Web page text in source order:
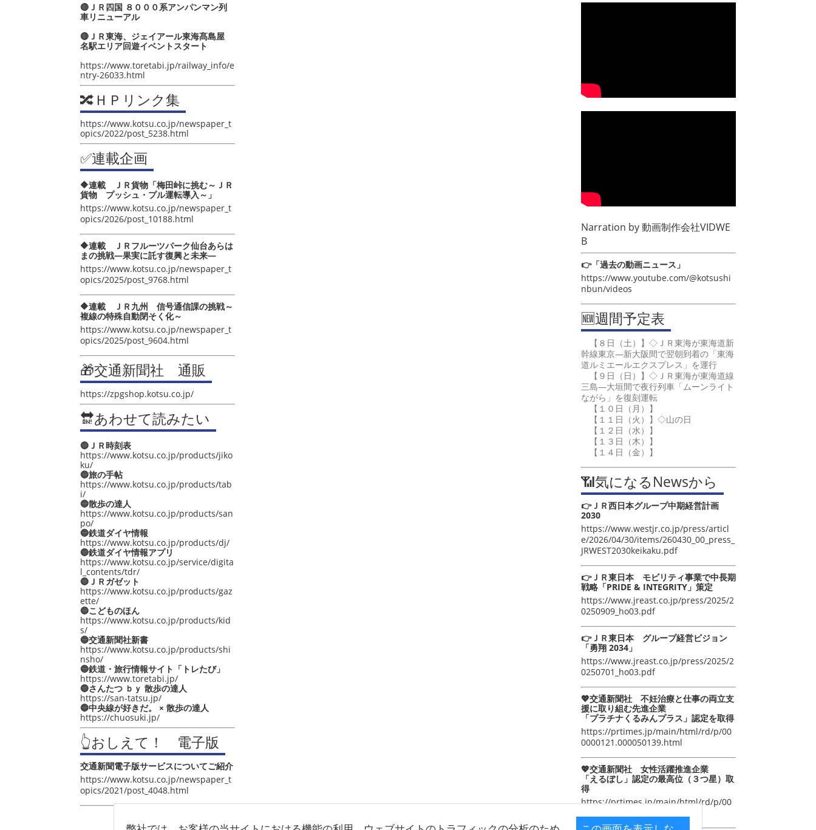
🔴ＪＲ四国 ８０００系アンパンマン列
車リニューアル
🔴ＪＲ東海、ジェイアール東海髙島屋
名駅エリア回遊イベントスタート
https://www.toretabi.jp/railway_info/e
ntry-26033.html
🔀ＨＰリンク集
https://www.kotsu.co.jp/newspaper_t
opics/2022/post_5238.html
✅連載企画
🔶連載 ＪＲ貨物「梅田峠に挑む～ＪＲ
貨物 プッシュ・プル運転導入～」
https://www.kotsu.co.jp/newspaper_t
opics/2026/post_10188.html
🔶連載 ＪＲフルーツパーク仙台あらは
まの挑戦―果実に託す復興と未来―
https://www.kotsu.co.jp/newspaper_t
opics/2025/post_9768.html
🔶連載 ＪＲ九州 信号通信課の挑戦～
複線の特殊自動閉そく化～
https://www.kotsu.co.jp/newspaper_t
opics/2025/post_9604.html
🎁交通新聞社 通販
https://zpgshop.kotsu.co.jp/
🔛あわせて読みたい
🔵ＪＲ時刻表
https://www.kotsu.co.jp/products/jiko
ku/
🔵旅の手帖
https://www.kotsu.co.jp/products/tab
i/
🔵散歩の達人
https://www.kotsu.co.jp/products/san
po/
🔵鉄道ダイヤ情報
https://www.kotsu.co.jp/products/dj/
🔵鉄道ダイヤ情報アプリ
https://www.kotsu.co.jp/service/digita
l_contents/tdr/
🔵ＪＲガゼット
https://www.kotsu.co.jp/products/gaz
ette/
🔵こどものほん
https://www.kotsu.co.jp/products/kid
s/
🔵交通新聞社新書
https://www.kotsu.co.jp/products/shi
nsho/
🔵鉄道・旅行情報サイト「トレたび」
https://www.toretabi.jp/
🔵さんたつ ｂｙ 散歩の達人
https://san-tatsu.jp/
🔵中央線が好きだ。 × 散歩の達人
https://chuosuki.jp/
👆おしえて！ 電子版
交通新聞電子版サービスについてご紹介
https://www.kotsu.co.jp/newspaper_t
opics/2021/post_4048.html
Narration by動画制作会社VIDWE
B
👉「過去の動画ニュース」
https://www.youtube.com/@kotsushi
nbun/videos
🆕週間予定表
【８日（土）】◇ＪＲ東海が東海道新
幹線東京―新大阪間で翌朝到着の「東海
道ルミエールエクスプレス」を運行
【９日（日）】◇ＪＲ東海が東海道線
三島―大垣間で夜行列車「ムーンライト
ながら」を復刻運転
【１０日（月）】
【１１日（火）】◇山の日
【１２日（水）】
【１３日（木）】
【１４日（金）】
📶気になるNewsから
👉ＪＲ西日本グループ中期経営計画
2030
https://www.westjr.co.jp/press/articl
e/2026/04/30/items/260430_00_press_
JRWEST2030keikaku.pdf
👉ＪＲ東日本 モビリティ事業で中長期
戦略「PRIDE & INTEGRITY」策定
https://www.jreast.co.jp/press/2025/2
0250909_ho03.pdf
👉ＪＲ東日本 グループ経営ビジョン
「勇翔 2034」
https://www.jreast.co.jp/press/2025/2
0250701_ho03.pdf
💖交通新聞社 不妊治療と仕事の両立支
援に取り組む先進企業
「プラチナくるみんプラス」認定を取得
https://prtimes.jp/main/html/rd/p/00
0000121.000050139.html
💖交通新聞社 女性活躍推進企業
「えるぼし」認定の最高位（３つ星）取
得
https://prtimes.jp/main/html/rd/p/00